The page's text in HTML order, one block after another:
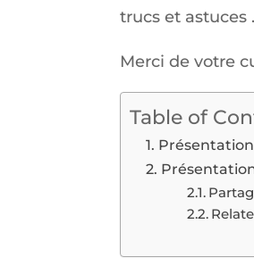
trucs et
Merci de votre
Table of